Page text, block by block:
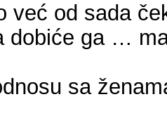
već od sada
dobiće ga …
sa